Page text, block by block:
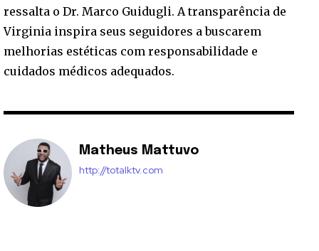
ressalta o Dr. Marco Guidugli. A transparência de
Virginia inspira seus seguidores a buscarem
melhorias estéticas com responsabilidade e
cuidados médicos adequados.
Matheus Mattuvo
http://totalktv.com